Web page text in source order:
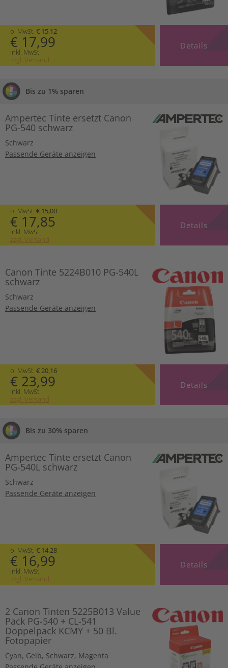
o. MwSt. € 15,12
€ 17,99
inkl. MwSt.
zzgl. Versand
Details
Bis zu 1% sparen
Ampertec Tinte ersetzt Canon
PG-540 schwarz
Schwarz
Passende Geräte anzeigen
o. MwSt. € 15,00
€ 17,85
inkl. MwSt.
zzgl. Versand
Details
Canon Tinte 5224B010 PG-540L
schwarz
Schwarz
Passende Geräte anzeigen
o. MwSt. € 20,16
€ 23,99
inkl. MwSt.
zzgl. Versand
Details
Bis zu 30% sparen
Ampertec Tinte ersetzt Canon
PG-540L schwarz
Schwarz
Passende Geräte anzeigen
o. MwSt. € 14,28
€ 16,99
inkl. MwSt.
zzgl. Versand
Details
2 Canon Tinten 5225B013 Value
Pack PG-540 + CL-541
Doppelpack KCMY + 50 Bl.
Fotopapier
Cyan, Gelb, Schwarz, Magenta